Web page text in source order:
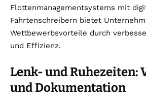
Flottenmanagementsystems mit
Fahrtenschreibern bietet
Wettbewerbsvorteile durch
und Effizienz.
Lenk- und Ruhezeiten:
und Dokumentation